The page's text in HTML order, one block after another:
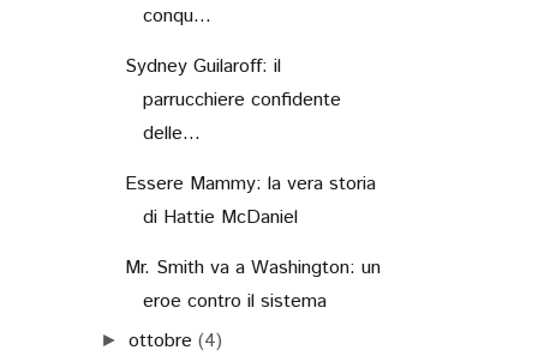
conqu...
Sydney Guilaroff: il
parrucchiere confidente
delle...
Essere Mammy: la vera storia
di Hattie McDaniel
Mr. Smith va a Washington: un
eroe contro il sistema
►ottobre (4)